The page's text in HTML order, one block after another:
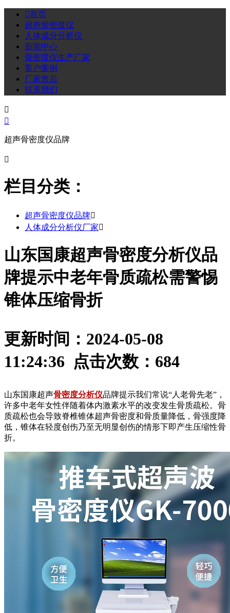
首页
超声骨密度仪
人体成分分析仪
新闻中心
骨密度仪生产厂家
客户案例
厂家售后
联系我们


超声骨密度仪品牌

栏目分类：
超声骨密度仪品牌
人体成分分析仪厂家
山东国康超声骨密度分析仪品
牌提示中老年骨质疏松需警惕
锥体压缩骨折
更新时间：2024-05-08
11:24:36 点击次数： 684
山东国康超声骨密度分析仪品牌提示我们常说“人老骨先老”，
许多中老年女性伴随着体内激素水平的改变发生骨质疏松。骨
质疏松也会导致脊椎锥体超声骨密度和骨质量降低，骨强度降
低，锥体在轻度创伤乃至无明显创伤的情形下即产生压缩性骨
折。